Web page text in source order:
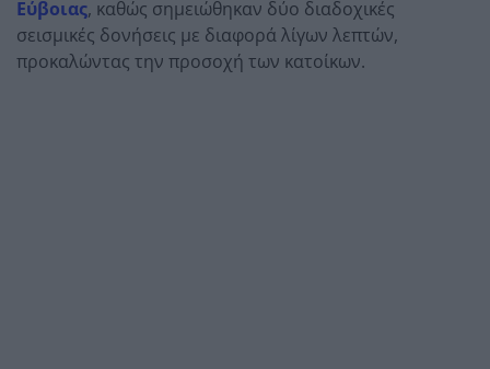
Εύβοιας, καθώς σημειώθηκαν δύο διαδοχικές
σεισμικές δονήσεις με διαφορά λίγων λεπτών,
προκαλώντας την προσοχή των κατοίκων.